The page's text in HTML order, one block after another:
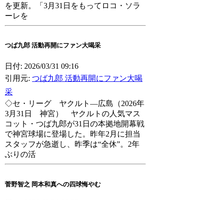
を更新。「3月31日をもってロコ・ソラ
ーレを
つば九郎 活動再開にファン大喝采
日付: 2026/03/31 09:16
引用元:つば九郎 活動再開にファン大喝
采
◇セ・リーグ ヤクルト―広島（2026年
3月31日 神宮） ヤクルトの人気マス
コット・つば九郎が31日の本拠地開幕戦
で神宮球場に登場した。昨年2月に担当
スタッフが急逝し、昨季は“全休”。2年
ぶりの活
菅野智之 岡本和真への四球悔やむ